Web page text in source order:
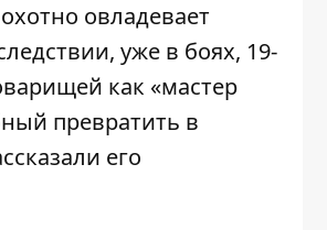
овладевает
уже в боях, 19-
как «мастер
превратить в
его